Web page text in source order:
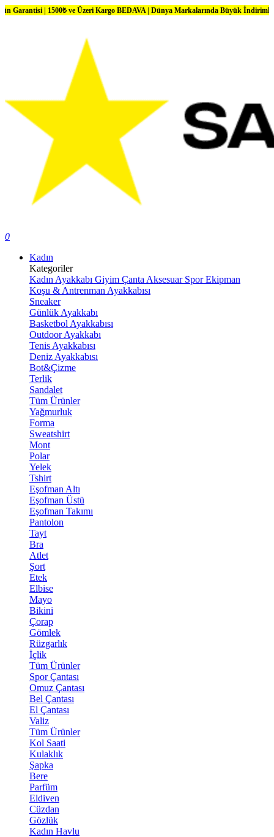
ve Üzeri Kargo BEDAVA | Dünya Markalarında Büyük İndirimler
0
Kadın
Kategoriler
Kadın Ayakkabı Giyim Çanta Aksesuar Spor Ekipman
Koşu & Antrenman Ayakkabısı
Sneaker
Günlük Ayakkabı
Basketbol Ayakkabısı
Outdoor Ayakkabı
Tenis Ayakkabısı
Deniz Ayakkabısı
Bot&Çizme
Terlik
Sandalet
Tüm Ürünler
Yağmurluk
Forma
Sweatshirt
Mont
Polar
Yelek
Tshirt
Eşofman Altı
Eşofman Üstü
Eşofman Takımı
Pantolon
Tayt
Bra
Atlet
Şort
Etek
Elbise
Mayo
Bikini
Çorap
Gömlek
Rüzgarlık
İçlik
Tüm Ürünler
Spor Çantası
Omuz Çantası
Bel Çantası
El Çantası
Valiz
Tüm Ürünler
Kol Saati
Kulaklık
Şapka
Bere
Parfüm
Eldiven
Cüzdan
Gözlük
Kadın Havlu